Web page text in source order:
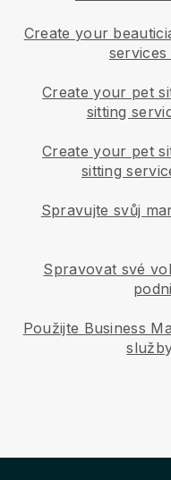
Create your
Create your pet
sitting
Create your pet
sitting
Spravujte svůj
Spravovat své
Použijte Business